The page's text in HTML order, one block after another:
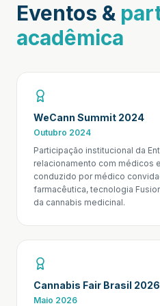
Eventos &
acadêmica
WeCann Summit 2024
Outubro 2024
Participação institucional da
relacionamento com médicos
conduzido por médico
farmacêutica, tecnologia
da cannabis medicinal.
Cannabis Fair Brasil 2026
Maio 2026